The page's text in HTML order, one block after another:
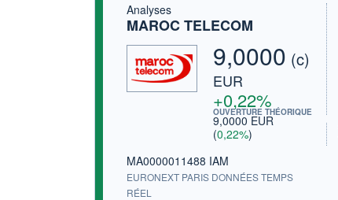
Analyses
MAROC TELECOM
9,0000 (c)
EUR
+0,22%
OUVERTURE THÉORIQUE
9,0000 EUR
(0,22%)
MA0000011488 IAM
EURONEXT PARIS DONNÉES TEMPS
RÉEL